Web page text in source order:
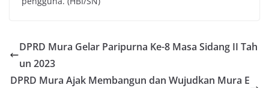
DPRD Mura Gelar Paripurna Ke-8 Masa Sidang II Tah
un 2023
DPRD Mura Ajak Membangun dan Wujudkan Mura E